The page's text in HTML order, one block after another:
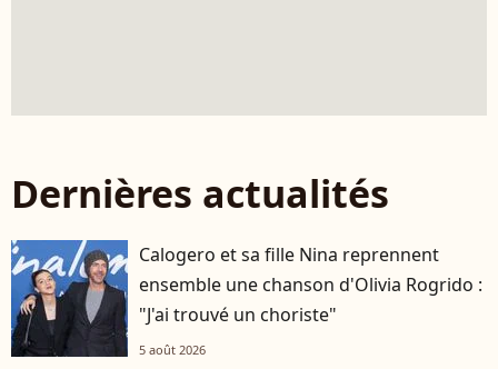
Dernières actualités
Calogero et sa fille Nina reprennent
ensemble une chanson d'Olivia Rogrido :
"J'ai trouvé un choriste"
5 août 2026